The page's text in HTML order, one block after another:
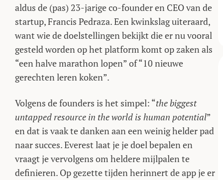
aldus de (pas) 23-jarige co-founder en CEO van de
startup, Francis Pedraza. Een kwinkslag uiteraard,
want wie de doelstellingen bekijkt die er nu vooral
gesteld worden op het platform komt op zaken als
“een halve marathon lopen” of “10 nieuwe
gerechten leren koken”.
Volgens de founders is het simpel: “the biggest
untapped resource in the world is human potential”
en dat is vaak te danken aan een weinig helder pad
naar succes. Everest laat je je doel bepalen en
vraagt je vervolgens om heldere mijlpalen te
definieren. Op gezette tijden herinnert de app je er